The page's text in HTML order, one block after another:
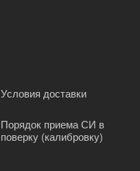
Условия доставки
Порядок приема СИ в
поверку (калибровку)